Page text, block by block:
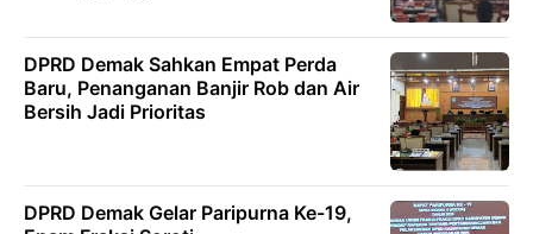
DPRD Demak Sahkan Empat Perda
Baru, Penanganan Banjir Rob dan Air
Bersih Jadi Prioritas
DPRD Demak Gelar Paripurna Ke-19,